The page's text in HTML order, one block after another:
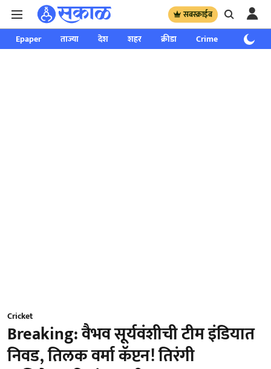
सबस्क्राईब
Epaper ताज्या देश शहर क्रीडा Crime साप्ताहिक
Cricket
Breaking: वैभव सूर्यवंशीची टीम इंडियात
निवड, तिलक वर्मा कॅप्टन! तिरंगी